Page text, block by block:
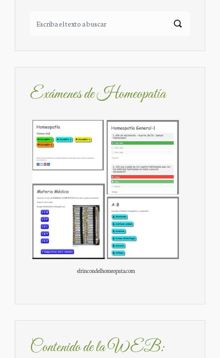
Exámenes de Homeopatía
elrincondelhomeopata.com
Contenido de la WEB: